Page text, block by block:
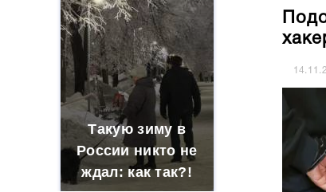
Такую зиму в
России никто не
ждал: как так?!